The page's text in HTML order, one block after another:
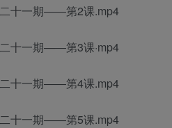
十一期――第2课.mp4
十一期—―第3课·mp4
十一期――第4课.mp4
十一期――第5课.mp4